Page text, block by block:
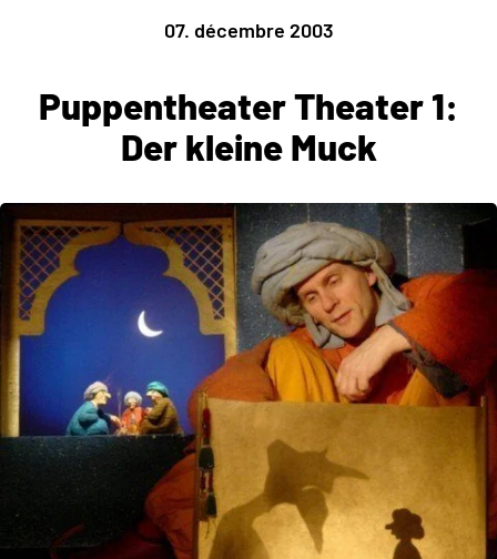
07. décembre 2003
Puppentheater Theater 1:
Der kleine Muck